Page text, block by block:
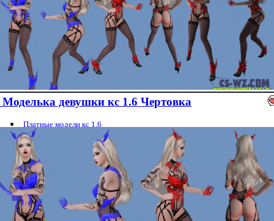
Моделька девушки кс 1.6 Чертовка
Платные модели кс 1.6